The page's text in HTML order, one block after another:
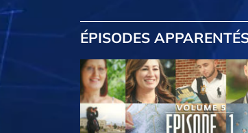
ÉPISODES